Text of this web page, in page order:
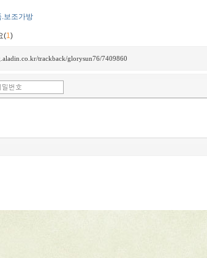
보조가방
(1)
trackback/glorysun76/7409860